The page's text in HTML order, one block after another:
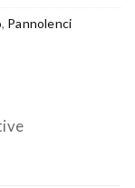
, Pannolenci